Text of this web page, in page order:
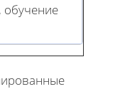
обучение